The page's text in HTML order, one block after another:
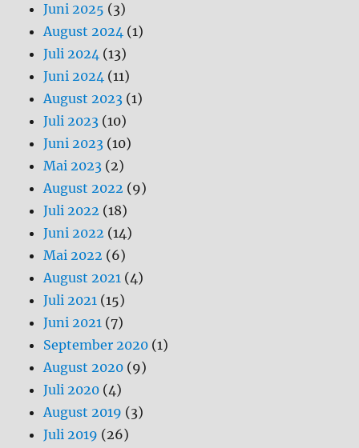
Juni 2025 (3)
August 2024 (1)
Juli 2024 (13)
Juni 2024 (11)
August 2023 (1)
Juli 2023 (10)
Juni 2023 (10)
Mai 2023 (2)
August 2022 (9)
Juli 2022 (18)
Juni 2022 (14)
Mai 2022 (6)
August 2021 (4)
Juli 2021 (15)
Juni 2021 (7)
September 2020 (1)
August 2020 (9)
Juli 2020 (4)
August 2019 (3)
Juli 2019 (26)